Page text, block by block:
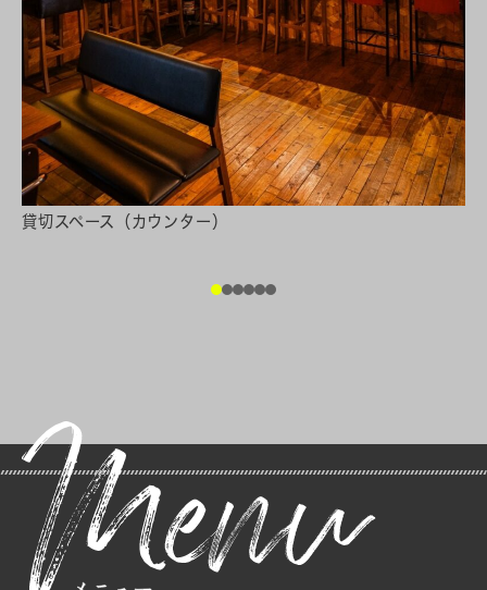
貸切スペース（カウンター）